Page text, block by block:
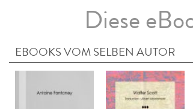
Diese
EBOOKS VOM SELBEN AUTOR